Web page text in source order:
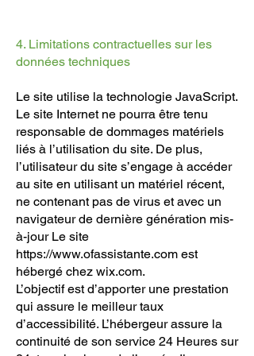
4. Limitations contractuelles sur les
données techniques
Le site utilise la technologie JavaScript.
Le site Internet ne pourra être tenu
responsable de dommages matériels
liés à l’utilisation du site. De plus,
l’utilisateur du site s’engage à accéder
au site en utilisant un matériel récent,
ne contenant pas de virus et avec un
navigateur de dernière génération mis-
à-jour Le site
https://www.ofassistante.com est
hébergé chez wix.com.
L’objectif est d’apporter une prestation
qui assure le meilleur taux
d’accessibilité. L’hébergeur assure la
continuité de son service 24 Heures sur